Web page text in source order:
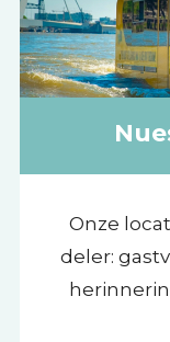
Onze
deler: